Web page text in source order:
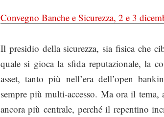
Convegno Banche e Sicurezza, 2 e 3
Il presidio della sicurezza, sia fisica che
quale si gioca la sfida reputazionale, la
asset, tanto più nell’era dell’open
sempre più multi-accesso. Ma ora il tema,
ancora più centrale, perché il repentino